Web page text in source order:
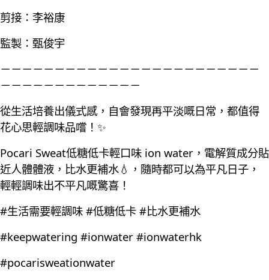
剪接：李裕康
監製：甄俊宇
－－－－－－－－－－－－－－－－－－－－－－－－
－－－－－－－－－－－－－
從生活培養出儀式感，自會發現再平淡嘅日常，都值得
花心思輕調味品嚐！✨
Pocari Sweat低糖低卡輕口味 ion water，電解質成分貼
近人體體液，比水更補水💧，隨時都可以為平凡日子，
輕輕調味出不平凡嘅驚喜！
#生活需要輕調味 #低糖低卡 #比水更補水
#keepwatering #ionwater #ionwaterhk
#pocarisweationwater